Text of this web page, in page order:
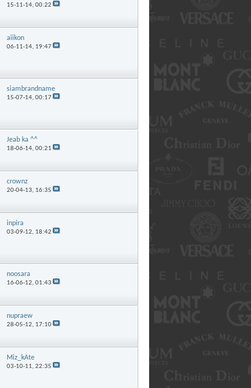
15-11-14, 00:22
aiikon
06-11-14, 19:47
siambrandname
15-07-14, 00:17
Jeab ka ^^
18-06-14, 00:21
crownz
20-04-13, 16:35
inpira
03-09-12, 18:42
noosara
16-06-12, 01:43
nupraew
28-05-12, 17:10
Miz_kAte
03-10-11, 22:35